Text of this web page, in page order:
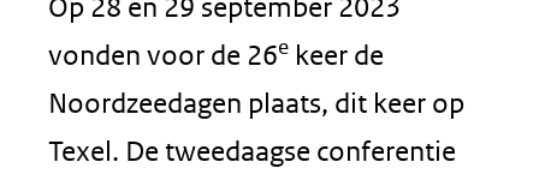
Op 28 en 29 september 2023
vonden voor de 26e keer de
Noordzeedagen plaats, dit keer op
Texel. De tweedaagse conferentie